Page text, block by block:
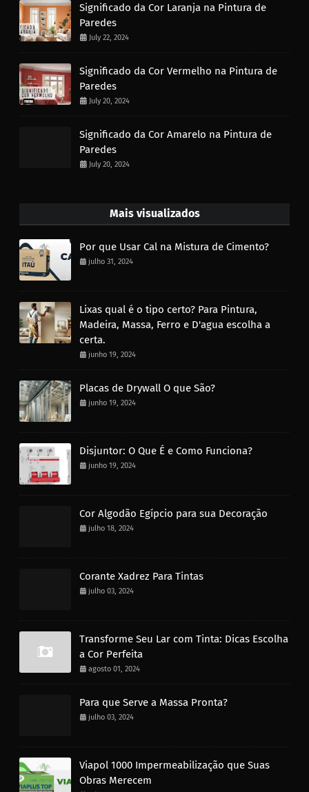
Significado da Cor Laranja na Pintura de
Paredes
July 22, 2024
Significado da Cor Vermelho na Pintura de
Paredes
July 20, 2024
Significado da Cor Amarelo na Pintura de
Paredes
July 20, 2024
Mais visualizados
Por que Usar Cal na Mistura de Cimento?
julho 31, 2024
Lixas qual é o tipo certo? Para Pintura,
Madeira, Massa, Ferro e D'agua escolha a
certa.
junho 19, 2024
Placas de Drywall O que São?
junho 19, 2024
Disjuntor: O Que É e Como Funciona?
junho 19, 2024
Cor Algodão Egípcio para sua Decoração
julho 18, 2024
Corante Xadrez Para Tintas
julho 03, 2024
Transforme Seu Lar com Tinta: Dicas Escolha
a Cor Perfeita
agosto 01, 2024
Para que Serve a Massa Pronta?
julho 03, 2024
Viapol 1000 Impermeabilização que Suas
Obras Merecem